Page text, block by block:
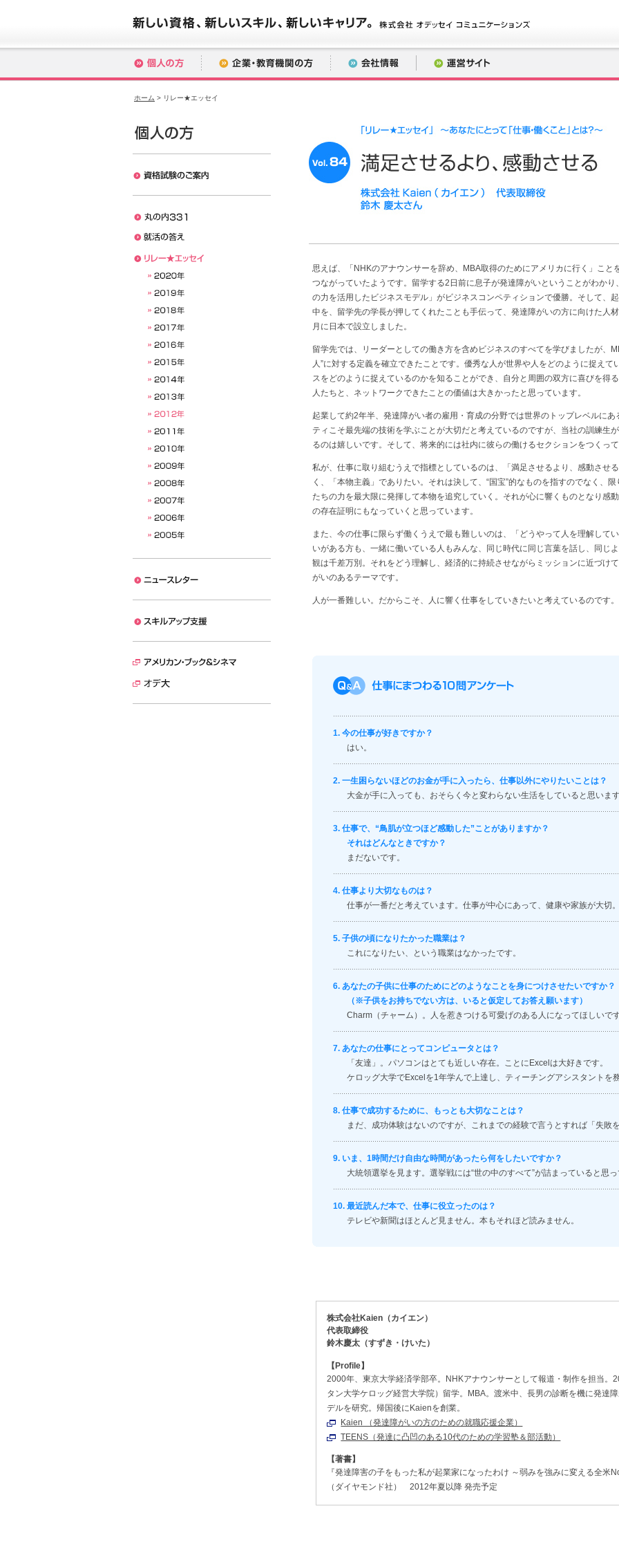
ホーム > リレー★エッセイ
思えば、「NHKのアナウンサーを辞め、MBA取得のためにアメリカに行く」こと
つながっていたようです。留学する2日前に息子が発達障がいということがわか
の力を活用したビジネスモデル」がビジネスコンペティションで優勝。そして、
中を、留学先の学長が押してくれたことも手伝って、発達障がいの方に向けた人
月に日本で設立しました。
留学先では、リーダーとしての働き方を含めビジネスのすべてを学びましたが、
人”に対する定義を確立できたことです。優秀な人が世界や人をどのように捉え
スをどのように捉えているのかを知ることができ、自分と周囲の双方に喜びを得
人たちと、ネットワークできたことの価値は大きかったと思っています。
起業して約2年半、発達障がい者の雇用・育成の分野では世界のトップレベルに
ティこそ最先端の技術を学ぶことが大切だと考えているのですが、当社の訓練生
るのは嬉しいです。そして、将来的には社内に彼らの働けるセクションをつくっ
私が、仕事に取り組むうえで指標としているのは、「満足させるより、感動させ
く、「本物主義」でありたい。それは決して、“国宝”的なものを指すのでなく、
たちの力を最大限に発揮して本物を追究していく。それが心に響くものとなり感
の存在証明にもなっていくと思っています。
また、今の仕事に限らず働くうえで最も難しいのは、「どうやって人を理解して
いがある方も、一緒に働いている人もみんな、同じ時代に同じ言葉を話し、同じ
観は千差万別。それをどう理解し、経済的に持続させながらミッションに近づけ
がいのあるテーマです。
人が一番難しい。だからこそ、人に響く仕事をしていきたいと考えているのです。
今の仕事が好きですか？
はい。
一生困らないほどのお金が手に入ったら、仕事以外にやりたいことは？
大金が手に入っても、おそらく今と変わらない生活をしていると思いま
仕事で、“鳥肌が立つほど感動した”ことがありますか？
それはどんなときですか？
まだないです。
仕事より大切なものは？
仕事が一番だと考えています。仕事が中心にあって、健康や家族が大切
子供の頃になりたかった職業は？
これになりたい、という職業はなかったです。
あなたの子供に仕事のためにどのようなことを身につけさせたいですか？
（※子供をお持ちでない方は、いると仮定してお答え願います）
Charm（チャーム）。人を惹きつける可愛げのある人になってほしいで
あなたの仕事にとってコンピュータとは？
「友達」。パソコンはとても近しい存在。ことにExcelは大好きです。
ケロッグ大学でExcelを1年学んで上達し、ティーチングアシスタントを
仕事で成功するために、もっとも大切なことは？
まだ、成功体験はないのですが、これまでの経験で言うとすれば「失敗
いま、1時間だけ自由な時間があったら何をしたいですか？
大統領選挙を見ます。選挙戦には“世の中のすべて”が詰まっていると思
最近読んだ本で、仕事に役立ったのは？
テレビや新聞はほとんど見ません。本もそれほど読みません。
株式会社Kaien（カイエン）
代表取締役
鈴木慶太（すずき・けいた）
【Profile】
2000年、東京大学経済学部卒。NHKアナウンサーとして報道・制作を担当。
タン大学ケロッグ経営大学院）留学。MBA。渡米中、長男の診断を機に発達
デルを研究。帰国後にKaienを創業。
Kaien （発達障がいの方のための就職応援企業）
TEENS（発達に凸凹のある10代のための学習塾＆部活動）
【著書】
『発達障害の子をもった私が起業家になったわけ ～弱みを強みに変える全米
（ダイヤモンド社） 2012年夏以降 発売予定